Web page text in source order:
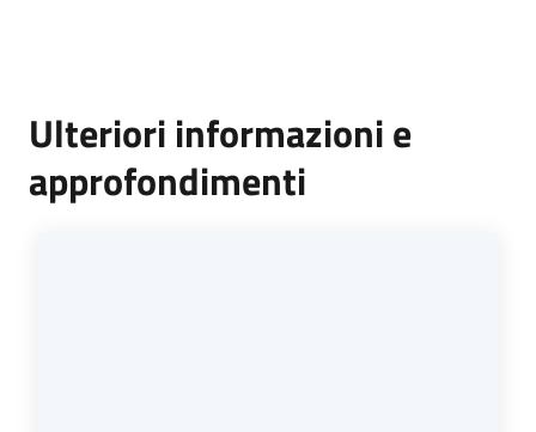
Ulteriori informazioni e
approfondimenti